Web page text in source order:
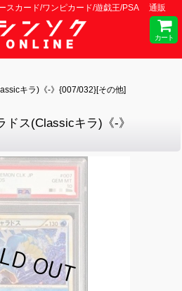
スカード/ワンピカード/遊戯王/PSA 通販
カート
キラ)《-》{007/032}[その他]
ドス(Classicキラ)《-》